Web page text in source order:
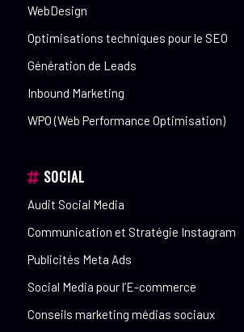
WebDesign
Optimisations techniques pour le SEO
Génération de Leads
Inbound Marketing
WPO (Web Performance Optimisation)
SOCIAL
Audit Social Media
Communication et Stratégie Instagram
Publicités Meta Ads
Social Media pour l’E-commerce
Conseils marketing médias sociaux